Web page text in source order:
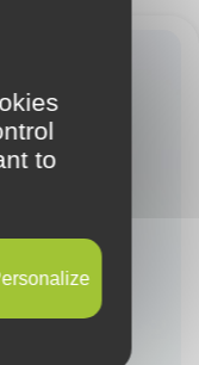
to